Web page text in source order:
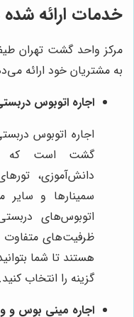
خدمات ارائه
مرکز واحد گشت تهران
به مشتریان خود ارائه
اجاره اتوبوس
اجاره اتوبوس
گشت است که
دانش‌آموزی،
سمینارها و سایر
اتوبوس‌های
ظرفیت‌های متفاوت
هستند تا شما
گزینه را انتخاب کنید.
اجاره مینی بوس و